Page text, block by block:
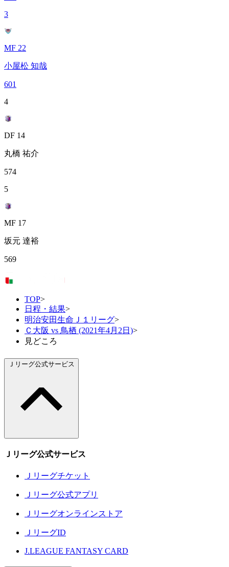
3
MF 22
小屋松 知哉
601
4
DF 14
丸橋 祐介
574
5
MF 17
坂元 達裕
569
TOP>
日程・結果>
明治安田生命Ｊ１リーグ>
Ｃ大阪 vs 鳥栖 (2021年4月2日)>
見どころ
Ｊリーグ公式サービス
Ｊリーグ公式サービス
Ｊリーグチケット
Ｊリーグ公式アプリ
Ｊリーグオンラインストア
ＪリーグID
J.LEAGUE FANTASY CARD